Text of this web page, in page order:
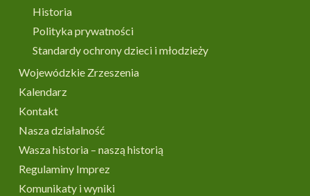
Historia
Polityka prywatności
Standardy ochrony dzieci i młodzieży
Wojewódzkie Zrzeszenia
Kalendarz
Kontakt
Nasza działalność
Wasza historia – naszą historią
Regulaminy Imprez
Komunikaty i wyniki